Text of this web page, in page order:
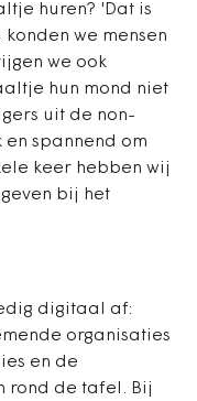
huren? 'Dat is
we mensen
we ook
hun mond niet
uit de non-
spannend om
keer hebben wij
bij het
digitaal af:
organisaties
en de
rond de tafel. Bij